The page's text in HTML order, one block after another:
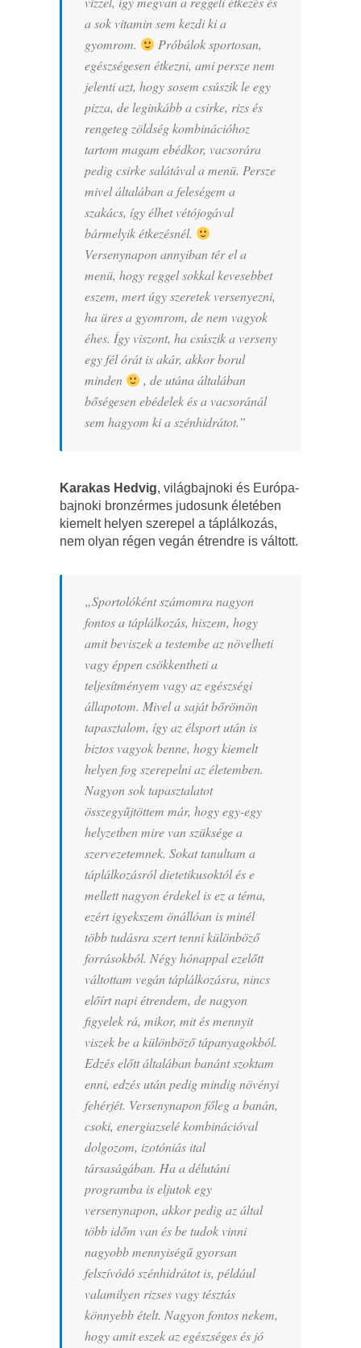
a sok vitamin sem kezdi ki a
gyomrom.
Próbálok sportosan,
egészségesen étkezni, ami persze nem
jelenti azt, hogy sosem csúszik le egy
pizza, de leginkább a csirke, rizs és
rengeteg zöldség kombinációhoz
tartom magam ebédkor, vacsorára
pedig csirke salátával a menü. Persze
mivel általában a feleségem a
szakács, így élhet vétójogával
bármelyik étkezésnél.
Versenynapon annyiban tér el a
menü, hogy reggel sokkal kevesebbet
eszem, mert úgy szeretek versenyezni,
ha üres a gyomrom, de nem vagyok
éhes. Így viszont, ha csúszik a verseny
egy fél órát is akár, akkor borul
minden
, de utána általában
bőségesen ebédelek és a vacsoránál
sem hagyom ki a szénhidrátot.”
Karakas Hedvig, világbajnoki és Európa-
bajnoki bronzérmes judosunk életében
kiemelt helyen szerepel a táplálkozás,
nem olyan régen vegán étrendre is váltott.
„Sportolóként számomra nagyon
fontos a táplálkozás, hiszem, hogy
amit beviszek a testembe az növelheti
vagy éppen csökkentheti a
teljesítményem vagy az egészségi
állapotom. Mivel a saját bőrömön
tapasztalom, így az élsport után is
biztos vagyok benne, hogy kiemelt
helyen fog szerepelni az életemben.
Nagyon sok tapasztalatot
összegyűjtöttem már, hogy egy-egy
helyzetben mire van szüksége a
szervezetemnek. Sokat tanultam a
táplálkozásról dietetikusoktól és e
mellett nagyon érdekel is ez a téma,
ezért igyekszem önállóan is minél
több tudásra szert tenni különböző
forrásokból. Négy hónappal ezelőtt
váltottam vegán táplálkozásra, nincs
előírt napi étrendem, de nagyon
figyelek rá, mikor, mit és mennyit
viszek be a különböző tápanyagokból.
Edzés előtt általában banánt szoktam
enni, edzés után pedig mindig növényi
fehérjét. Versenynapon főleg a banán,
csoki, energiazselé kombinációval
dolgozom, izotóniás ital
társaságában. Ha a délutáni
programba is eljutok egy
versenynapon, akkor pedig az által
több időm van és be tudok vinni
nagyobb mennyiségű gyorsan
felszívódó szénhidrátot is, például
valamilyen rizses vagy tésztás
könnyebb ételt. Nagyon fontos nekem,
hogy amit eszek az egészséges és jó